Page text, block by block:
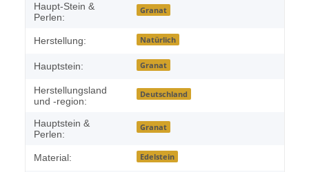
Haupt-Stein &
Perlen:
Granat
Herstellung: Natürlich
Hauptstein: Granat
Herstellungsland
und -region:
Deutschland
Hauptstein &
Perlen:
Granat
Material: Edelstein